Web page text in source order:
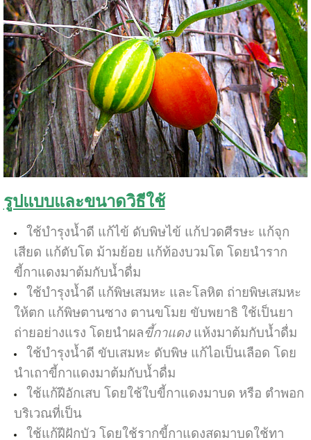
รูปแบบและขนาดวิธีใช้
ใช้บำรุงน้ำดี แก้ไข้ ดับพิษไข้ แก้ปวดศีรษะ แก้จุก
เสียด แก้ตับโต ม้ามย้อย แก้ท้องบวมโต โดยนำราก
ขี้กาแดงมาต้มกับน้ำดื่ม
ใช้บำรุงน้ำดี แก้พิษเสมหะ และโลหิต ถ่ายพิษเสมหะ
ให้ตก แก้พิษตานซาง ตานขโมย ขับพยาธิ ใช้เป็นยา
ถ่ายอย่างแรง โดยนำผลขี้กาแดง แห้งมาต้มกับน้ำดื่ม
ใช้บำรุงน้ำดี ขับเสมหะ ดับพิษ แก้ไอเป็นเลือด โดย
นำเถาขี้กาแดงมาต้มกับน้ำดื่ม
ใช้แก้ฝีอักเสบ โดยใช้ใบขี้กาแดงมาบด หรือ ตำพอก
บริเวณที่เป็น
ใช้แก้ฝีฝักบัว โดยใช้รากขี้กาแดงสดมาบดใช้ทา